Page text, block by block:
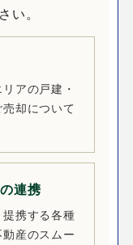
い。
アの戸建・
却について
連携
携する各種
産のスムー